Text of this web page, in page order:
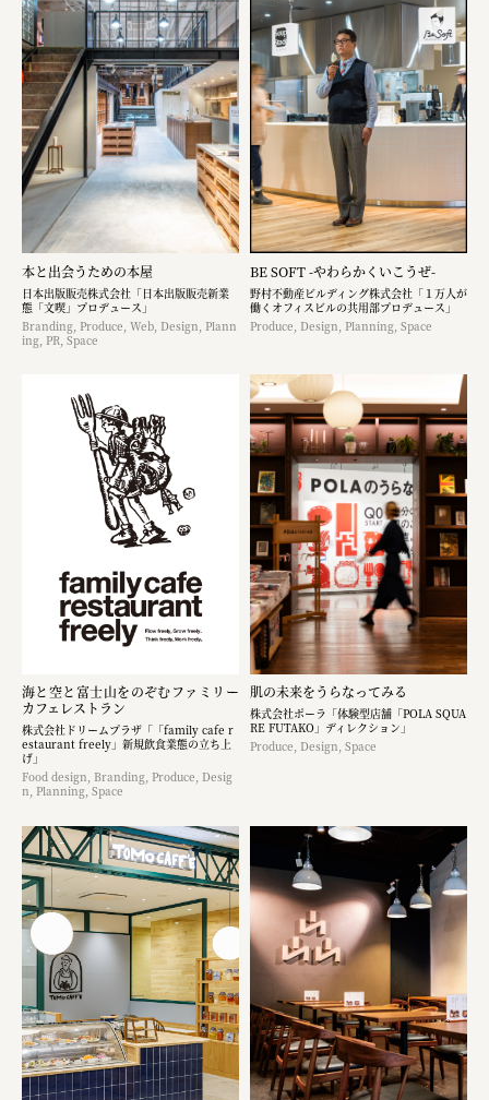
本と出会うための本屋
日本出版販売株式会社「日本出版販売新業
態「文喫」プロデュース」
Branding, Produce, Web, Design, Plann
ing, PR, Space
BE SOFT -やわらかくいこうぜ-
野村不動産ビルディング株式会社「１万人が
働くオフィスビルの共用部プロデュース」
Produce, Design, Planning, Space
海と空と富士山をのぞむファミリー
カフェレストラン
株式会社ドリームプラザ「「family cafe r
estaurant freely」新規飲食業態の立ち上
げ」
Food design, Branding, Produce, Desig
n, Planning, Space
肌の未来をうらなってみる
株式会社ポーラ「体験型店舗「POLA SQUA
RE FUTAKO」ディレクション」
Produce, Design, Space